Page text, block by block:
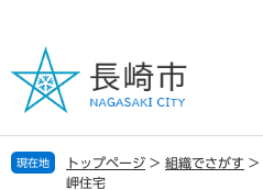
の
で
す
ー
ば
し
現在地 トップページ > 組織でさがす >
岬住宅